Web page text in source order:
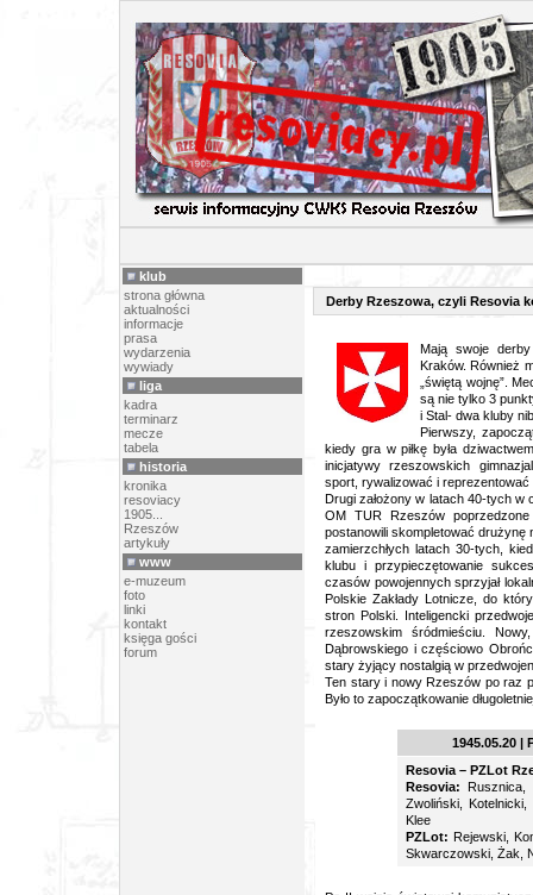
klub
strona główna
aktualności
informacje
prasa
wydarzenia
wywiady
liga
kadra
terminarz
mecze
tabela
historia
kronika
resoviacy
1905...
Rzeszów
artykuły
www
e-muzeum
foto
linki
kontakt
księga gości
forum
Derby Rzeszowa, czyli Resovia
Mają swoje
Kraków. Również
„świętą wojnę”.
są nie tylko 3
i Stal- dwa kluby
Pierwszy,
kiedy gra w piłkę była
inicjatywy rzeszowskich
sport, rywalizować i reprezentować
Drugi założony w latach 40-tych
OM TUR Rzeszów poprzedzone
postanowili skompletować drużynę
zamierzchłych latach 30-tych,
klubu i przypieczętowanie
czasów powojennych sprzyjał
Polskie Zakłady Lotnicze, do
stron Polski. Inteligencki
rzeszowskim śródmieściu.
Dąbrowskiego i częściowo
stary żyjący nostalgią w
Ten stary i nowy Rzeszów po raz
Było to zapoczątkowanie
1945.05.20 |
Resovia – PZLot
Resovia: Rusznica,
Zwoliński,
Klee
PZLot: Rejewski,
Skwarczowski, Żak,